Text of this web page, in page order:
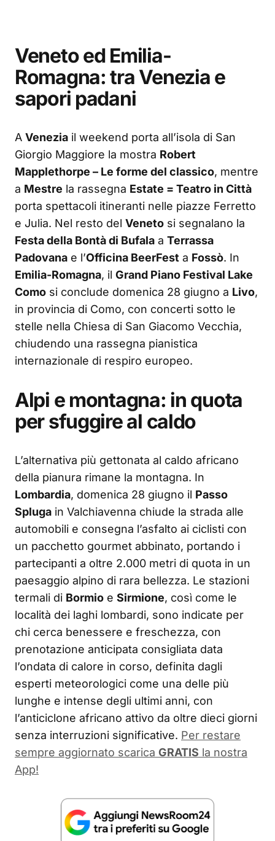
Veneto ed Emilia-
Romagna: tra Venezia e
sapori padani
A Venezia il weekend porta all’isola di San
Giorgio Maggiore la mostra Robert
Mapplethorpe – Le forme del classico, mentre
a Mestre la rassegna Estate = Teatro in Città
porta spettacoli itineranti nelle piazze Ferretto
e Julia. Nel resto del Veneto si segnalano la
Festa della Bontà di Bufala a Terrassa
Padovana e l’Officina BeerFest a Fossò. In
Emilia-Romagna, il Grand Piano Festival Lake
Como si conclude domenica 28 giugno a Livo,
in provincia di Como, con concerti sotto le
stelle nella Chiesa di San Giacomo Vecchia,
chiudendo una rassegna pianistica
internazionale di respiro europeo.
Alpi e montagna: in quota
per sfuggire al caldo
L’alternativa più gettonata al caldo africano
della pianura rimane la montagna. In
Lombardia, domenica 28 giugno il Passo
Spluga in Valchiavenna chiude la strada alle
automobili e consegna l’asfalto ai ciclisti con
un pacchetto gourmet abbinato, portando i
partecipanti a oltre 2.000 metri di quota in un
paesaggio alpino di rara bellezza. Le stazioni
termali di Bormio e Sirmione, così come le
località dei laghi lombardi, sono indicate per
chi cerca benessere e freschezza, con
prenotazione anticipata consigliata data
l’ondata di calore in corso, definita dagli
esperti meteorologici come una delle più
lunghe e intense degli ultimi anni, con
l’anticiclone africano attivo da oltre dieci giorni
senza interruzioni significative. Per restare
sempre aggiornato scarica GRATIS la nostra
App!